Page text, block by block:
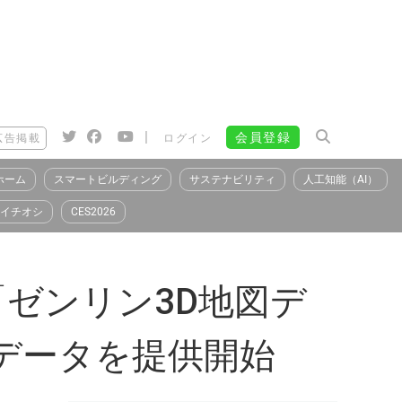
告掲載 | ログイン 会員登録
ーム スマートビルディング サステナビリティ 人工知能（AI）
イチオシ CES2026
ンリン3D地図デ
ータを提供開始